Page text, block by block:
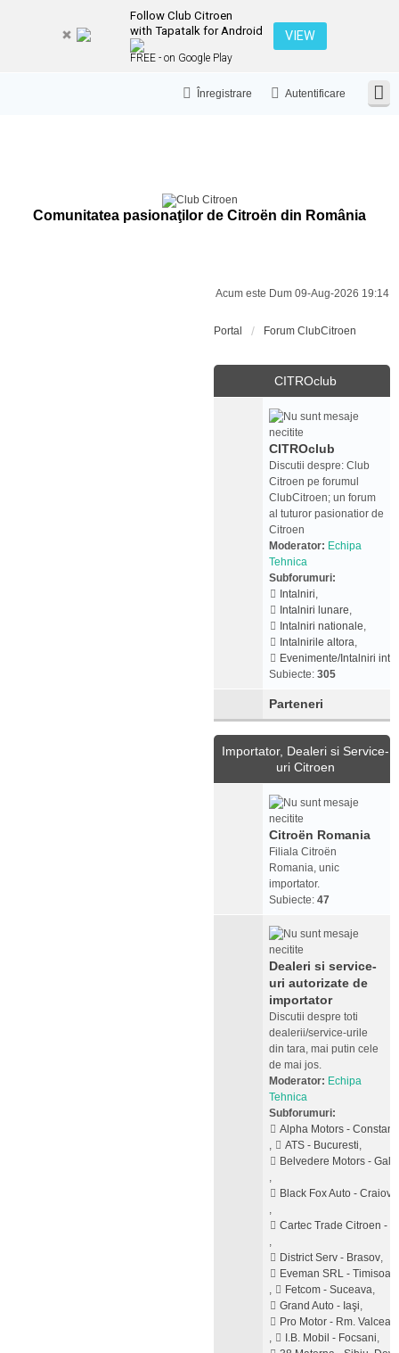
Follow Club Citroen
with Tapatalk for Android
FREE - on Google Play
VIEW
Autentificare
Înregistrare
Comunitatea pasionaţilor de Citroën din România
Acum este Dum 09-Aug-2026 19:14
Portal Forum ClubCitroen
CITROclub
CITROclub
Discutii despre: Club
Citroen pe forumul
ClubCitroen; un forum
al tuturor pasionatior de
Citroen
Moderator: Echipa
Tehnica
Subforumuri:
Intalniri,
Intalniri lunare,
Intalniri nationale,
Intalnirile altora,
Evenimente/Intalniri
Subiecte: 305
Parteneri
Importator, Dealeri si Service-
uri Citroen
Citroën Romania
Filiala Citroën
Romania, unic
importator.
Subiecte: 47
Dealeri si service-
uri autorizate de
importator
Discutii despre toti
dealerii/service-urile
din tara, mai putin cele
de mai jos.
Moderator: Echipa
Tehnica
Subforumuri:
Alpha Motors -
,
ATS - Bucuresti,
Belvedere Motors -
,
Black Fox Auto - Craiova
,
Cartec Trade Citroen -
,
District Serv - Brasov,
Eveman SRL -
,
Fetcom - Suceava,
Grand Auto - Iaşi,
Pro Motor - Rm. Valcea
,
I.B. Mobil - Focsani,